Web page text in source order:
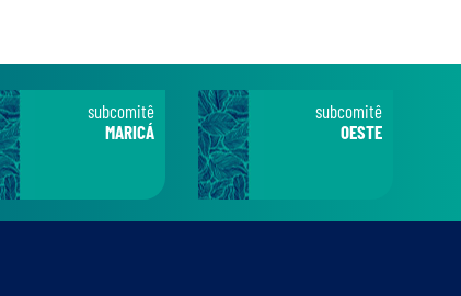
subcomitê
MARICÁ
subcomitê
OESTE